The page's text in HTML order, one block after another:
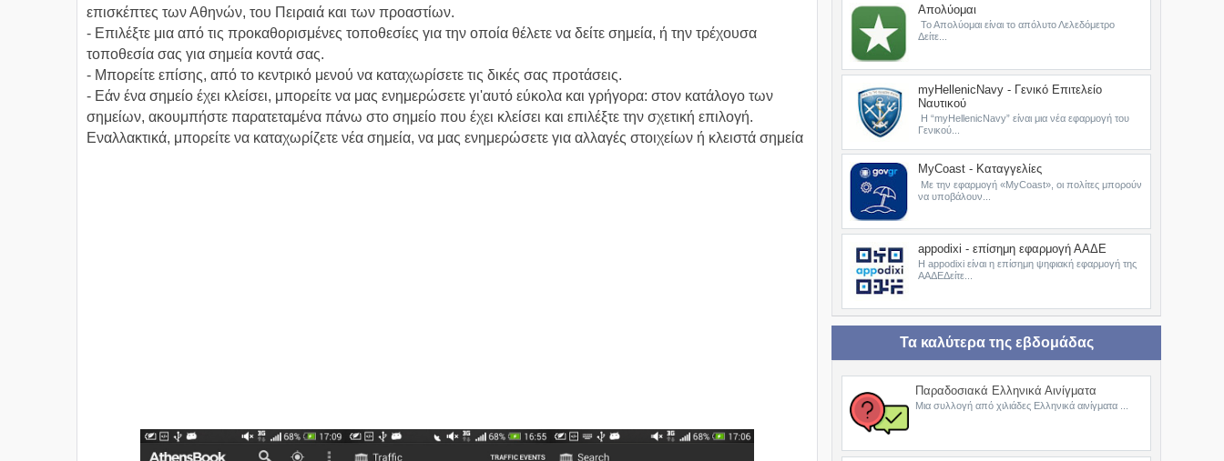
επισκέπτες των Αθηνών, του Πειραιά και των προαστίων.
- Επιλέξτε μια από τις προκαθορισμένες τοποθεσίες για την οποία θέλετε να δείτε σημεία, ή την τρέχουσα
τοποθεσία σας για σημεία κοντά σας.
- Μπορείτε επίσης, από το κεντρικό μενού να καταχωρίσετε τις δικές σας προτάσεις.
- Εάν ένα σημείο έχει κλείσει, μπορείτε να μας ενημερώσετε γι'αυτό εύκολα και γρήγορα: στον κατάλογο των
σημείων, ακουμπήστε παρατεταμένα πάνω στο σημείο που έχει κλείσει και επιλέξτε την σχετική επιλογή.
Εναλλακτικά, μπορείτε να καταχωρίζετε νέα σημεία, να μας ενημερώσετε για αλλαγές στοιχείων ή κλειστά σημεία
Απολύομαι
Το Απολύομαι είναι το απόλυτο Λελεδόμετρο
Δείτε...
myHellenicNavy - Γενικό Επιτελείο
Ναυτικού
Η “myHellenicNavy” είναι μια νέα εφαρμογή του
Γενικού...
MyCoast - Καταγγελίες
Με την εφαρμογή «MyCoast», οι πολίτες μπορούν
να υποβάλουν...
appodixi - επίσημη εφαρμογή ΑΑΔΕ
Η appodixi είναι η επίσημη ψηφιακή εφαρμογή της
ΑΑΔΕΔείτε...
Τα καλύτερα της εβδομάδας
Παραδοσιακά Ελληνικά Αινίγματα
Μια συλλογή από χιλιάδες Ελληνικά αινίγματα ...